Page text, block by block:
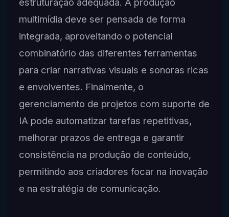
multimídia deve ser pensada de forma
integrada, aproveitando o potencial
combinatório das diferentes ferramentas
para criar narrativas visuais e sonoras ricas
e envolventes. Finalmente, o
gerenciamento de projetos com suporte de
IA pode automatizar tarefas repetitivas,
melhorar prazos de entrega e garantir
consistência na produção de conteúdo,
permitindo aos criadores focar na inovação
e na estratégia de comunicação.